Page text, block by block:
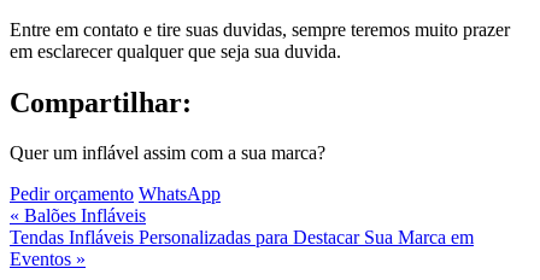
Entre em contato e tire suas duvidas, sempre teremos muito prazer
em esclarecer qualquer que seja sua duvida.
Compartilhar:
Quer um inflável assim com a sua marca?
Pedir orçamento WhatsApp
« Balões Infláveis
Tendas Infláveis Personalizadas para Destacar Sua Marca em
Eventos »